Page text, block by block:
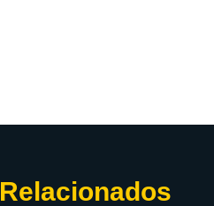
Relacionados